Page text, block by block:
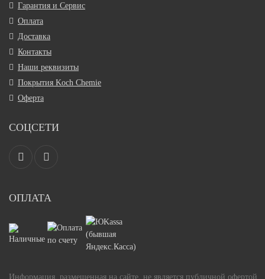
Гарантия и Сервис
Оплата
Доставка
Контакты
Наши реквизиты
Покрытия Koch Chemie
Оферта
СОЦСЕТИ
ОПЛАТА
Информация, размещенная на сайте, не является публичной офертой